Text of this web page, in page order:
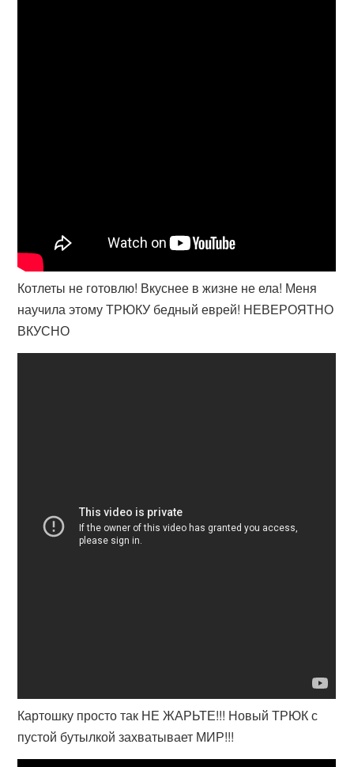
Котлеты не готовлю! Вкуснее в жизне не ела! Меня
научила этому ТРЮКУ бедный еврей! НЕВЕРОЯТНО
ВКУСНО
Картошку просто так НЕ ЖАРЬТЕ!!! Новый ТРЮК с
пустой бутылкой захватывает МИР!!!